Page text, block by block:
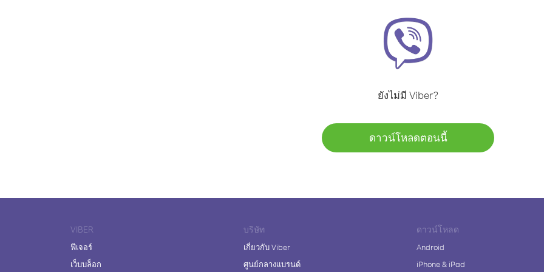
ยังไม่มี Viber?
ดาวน์โหลดตอนนี้
VIBER
ฟีเจอร์
เว็บบล็อก
บริษัท
เกี่ยวกับ Viber
ศูนย์กลางแบรนด์
ดาวน์โหลด
Android
iPhone & iPad